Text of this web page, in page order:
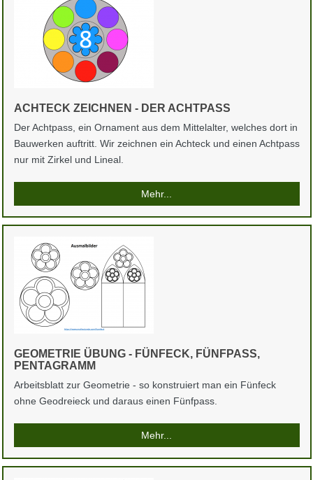
ACHTECK ZEICHNEN - DER ACHTPASS
Der Achtpass, ein Ornament aus dem Mittelalter, welches dort in
Bauwerken auftritt. Wir zeichnen ein Achteck und einen Achtpass
nur mit Zirkel und Lineal.
Mehr...
GEOMETRIE ÜBUNG - FÜNFECK, FÜNFPASS,
PENTAGRAMM
Arbeitsblatt zur Geometrie - so konstruiert man ein Fünfeck
ohne Geodreieck und daraus einen Fünfpass.
Mehr...